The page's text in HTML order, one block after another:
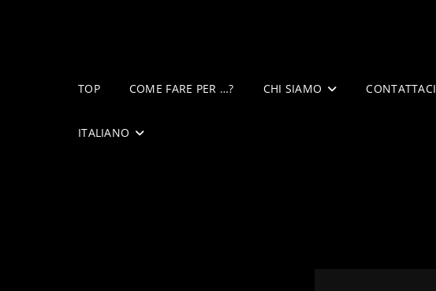
TOP COME FARE PER …? CHI SIAMO CONTATTACI
ITALIANO